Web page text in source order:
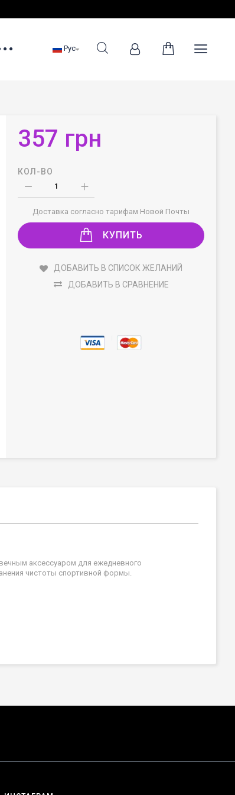
Рус
357 грн
КОЛ-ВО
Доставка согласно тарифам Новой Почты
КУПИТЬ
ДОБАВИТЬ В СПИСОК ЖЕЛАНИЙ
ДОБАВИТЬ В СРАВНЕНИЕ
аксессуаром для ежедневного
чистоты спортивной формы.